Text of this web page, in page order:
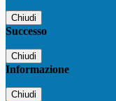
Chiudi
Successo
Chiudi
Informazione
Chiudi